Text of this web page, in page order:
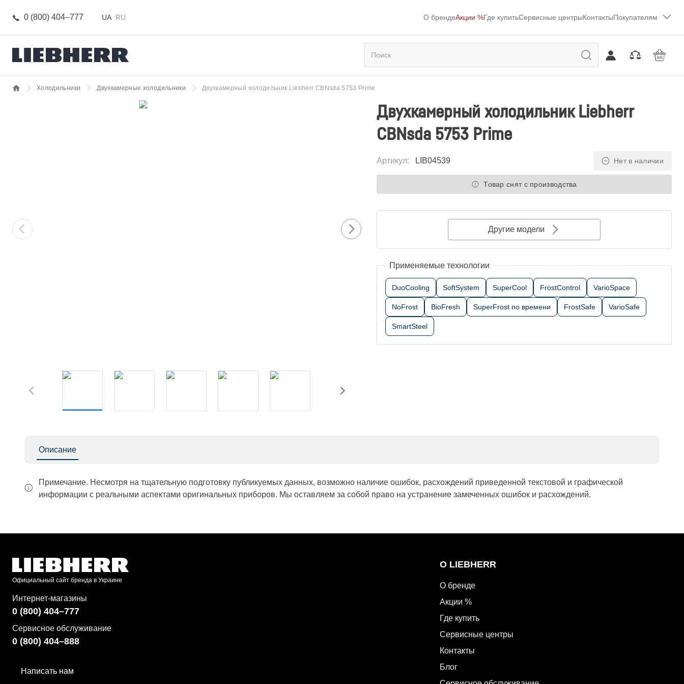
0 (800) 404–777 UA RU О брендеАкции %Где купитьСервисные центрыКонтактыПокупателям
Холодильники Двухкамерные холодильники Двухкамерный холодильник Liebherr CBNsda 5753 Prime
Двухкамерный холодильник Liebherr
CBNsda 5753 Prime
Артикул: LIB04539 Нет в наличии
Товар снят с производства
Другие модели
Применяемые технологии
DuoCooling SoftSystem SuperCool FrostControl VarioSpace
NoFrost BioFresh SuperFrost по времени FrostSafe VarioSafe
SmartSteel
Описание
Примечание. Несмотря на тщательную подготовку публикуемых данных, возможно наличие ошибок, расхождений приведенной текстовой и графической
информации с реальными аспектами оригинальных приборов. Мы оставляем за собой право на устранение замеченных ошибок и расхождений.
Официальный сайт бренда в Украине
Интернет-магазины
0 (800) 404–777
Сервисное обслуживание
0 (800) 404–888
Написать нам
О LIEBHERR
О бренде
Акции %
Где купить
Сервисные центры
Контакты
Блог